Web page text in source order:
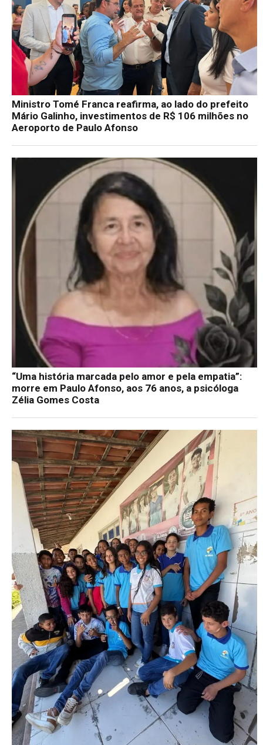
Ministro Tomé Franca reafirma, ao lado do prefeito
Mário Galinho, investimentos de R$ 106 milhões no
Aeroporto de Paulo Afonso
“Uma história marcada pelo amor e pela empatia”:
morre em Paulo Afonso, aos 76 anos, a psicóloga
Zélia Gomes Costa